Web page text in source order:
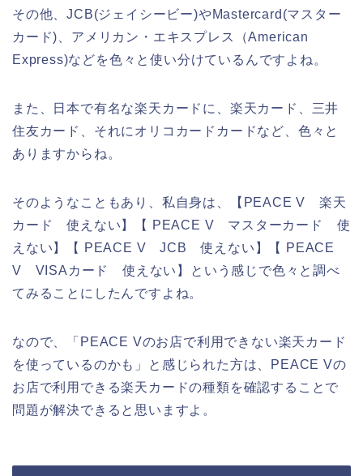
その他、JCB(ジェイシービー)やMastercard(マスター
カード)、アメリカン・エキスプレス（American
Express)などを色々と使い分けているんですよね。
また、日本で有名な楽天カードに、楽天カード、三井
住友カード、それにオリコカードカードなど、色々と
ありますからね。
そのようなこともあり、私自身は、【PEACE V 楽天
カード 使えない】【 PEACE V マスターカード 使
えない】【 PEACE V JCB 使えない】【 PEACE
V VISAカード 使えない】という感じで色々と調べ
てみることにしたんですよね。
なので、「PEACE Vのお店で利用できない楽天カード
を使っているのかも」と感じられた方は、PEACE Vの
お店で利用できる楽天カードの種類を確認することで
問題が解決できると思いますよ。